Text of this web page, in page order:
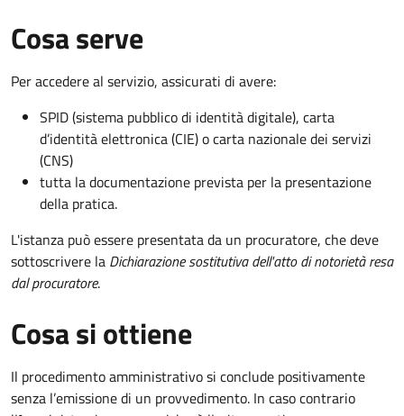
Cosa serve
Per accedere al servizio, assicurati di avere:
SPID (sistema pubblico di identità digitale), carta
d’identità elettronica (CIE) o carta nazionale dei servizi
(CNS)
tutta la documentazione prevista per la presentazione
della pratica.
L'istanza può essere presentata da un procuratore, che deve
sottoscrivere la Dichiarazione sostitutiva dell'atto di notorietà resa
dal procuratore.
Cosa si ottiene
Il procedimento amministrativo si conclude positivamente
senza l’emissione di un provvedimento. In caso contrario